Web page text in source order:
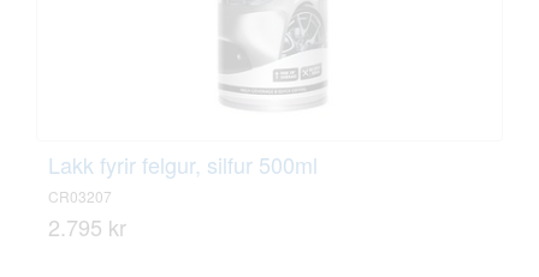
Lakk fyrir felgur, silfur 500ml
CR03207
2.795 kr